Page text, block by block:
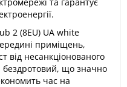
2 (8EU) UA white
приміщень,
від несанкціонованого
що значно
час на